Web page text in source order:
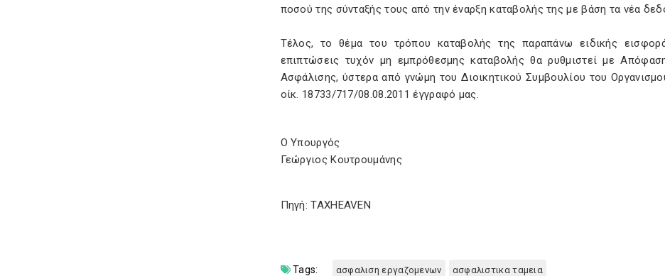
ποσού της σύνταξής τους από την έναρξη καταβολής της με βάση τα νέα
Τέλος, το θέμα του τρόπου καταβολής της παραπάνω ειδικής
επιπτώσεις τυχόν μη εμπρόθεσμης καταβολής θα ρυθμιστεί με
Ασφάλισης, ύστερα από γνώμη του Διοικητικού Συμβουλίου του
οίκ. 18733/717/08.08.2011 έγγραφό μας.
Ο Υπουργός
Γεώργιος Κουτρουμάνης
Πηγή: TAXHEAVEN
Tags: ασφαλιση εργαζομενων ασφαλιστικα ταμεια